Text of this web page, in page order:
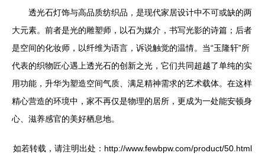
透光石灯饰与高品质纺织品，是现代家居设计中不可或缺的两
大元素。前者是光的雕塑师，以石为媒介，书写光影的诗篇；后者
是空间的化妆师，以纤维为语言，诉说触觉的温情。当“玉隆轩”所
代表的织物匠心遇上透光石的创新之光，它们共同超越了单纯的实
用功能，升华为塑造空间气质、满足精神需求的艺术载体。在这样
精心营造的环境中，家不再仅是物理的居所，更成为一处能安顿身
心、滋养感官的美好栖息地。
如若转载，请注明出处：http://www.fewbpw.com/product/50.html